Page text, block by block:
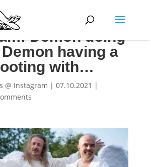
Demon doing
having a
with…
@ Instagram | 07.10.2021 |